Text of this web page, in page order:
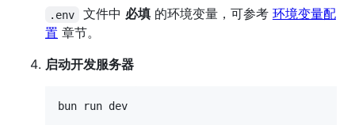
.env 文件中 必填的环境变量，可参考 环境变量配
置 章节。
启动开发服务器
bun run dev